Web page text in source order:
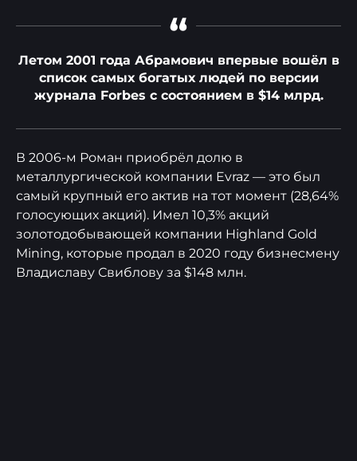
“
Летом 2001 года Абрамович впервые вошёл в
список самых богатых людей по версии
журнала Forbes с состоянием в $14 млрд.
В 2006-м Роман приобрёл долю в
металлургической компании Evraz — это был
самый крупный его актив на тот момент (28,64%
голосующих акций). Имел 10,3% акций
золотодобывающей компании Highland Gold
Mining, которые продал в 2020 году бизнесмену
Владиславу Свиблову за $148 млн.